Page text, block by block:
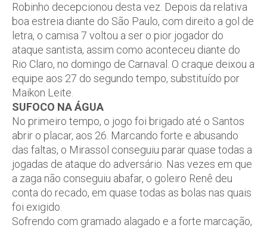
Robinho decepcionou desta vez. Depois da relativa
boa estreia diante do São Paulo, com direito a gol de
letra, o camisa 7 voltou a ser o pior jogador do
ataque santista, assim como aconteceu diante do
Rio Claro, no domingo de Carnaval. O craque deixou a
equipe aos 27 do segundo tempo, substituído por
Maikon Leite.
SUFOCO NA ÁGUA
No primeiro tempo, o jogo foi brigado até o Santos
abrir o placar, aos 26. Marcando forte e abusando
das faltas, o Mirassol conseguiu parar quase todas a
jogadas de ataque do adversário. Nas vezes em que
a zaga não conseguiu abafar, o goleiro Renê deu
conta do recado, em quase todas as bolas nas quais
foi exigido.
Sofrendo com gramado alagado e a forte marcação,